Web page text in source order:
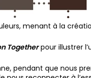
menant à la
Togetherpour illustrer
pendant que nous